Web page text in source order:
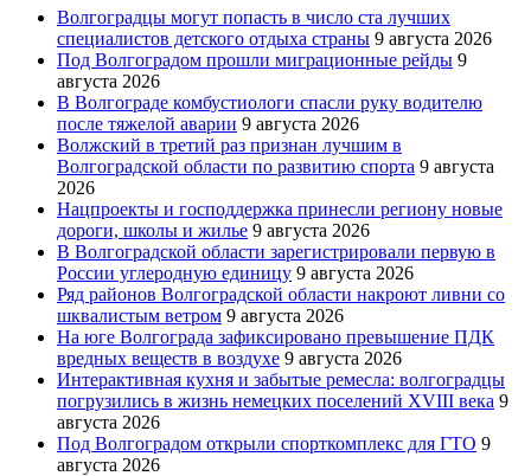
Волгоградцы могут попасть в число ста лучших
специалистов детского отдыха страны 9 августа 2026
Под Волгоградом прошли миграционные рейды 9
августа 2026
В Волгограде комбустиологи спасли руку водителю
после тяжелой аварии 9 августа 2026
Волжский в третий раз признан лучшим в
Волгоградской области по развитию спорта 9 августа
2026
Нацпроекты и господдержка принесли региону новые
дороги, школы и жилье 9 августа 2026
В Волгоградской области зарегистрировали первую в
России углеродную единицу 9 августа 2026
Ряд районов Волгоградской области накроют ливни со
шквалистым ветром 9 августа 2026
На юге Волгограда зафиксировано превышение ПДК
вредных веществ в воздухе 9 августа 2026
Интерактивная кухня и забытые ремесла: волгоградцы
погрузились в жизнь немецких поселений XVIII века 9
августа 2026
Под Волгоградом открыли спорткомплекс для ГТО 9
августа 2026